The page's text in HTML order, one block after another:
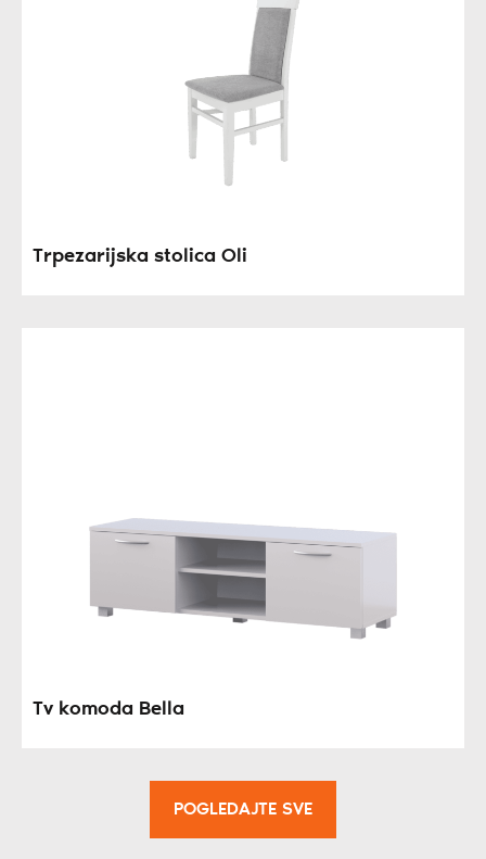
Trpezarijska stolica Oli
Tv komoda Bella
POGLEDAJTE SVE